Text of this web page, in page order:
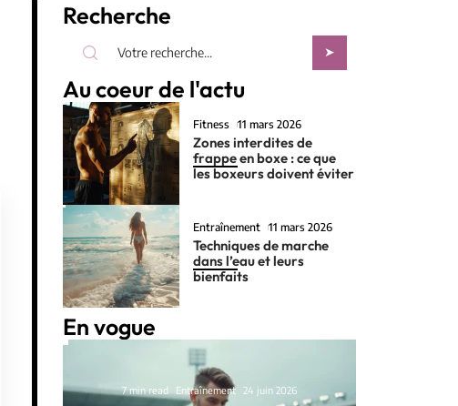
Recherche
Au coeur de l'actu
Fitness 11 mars 2026
Zones interdites de
frappe en boxe : ce que
les boxeurs doivent éviter
Entraînement 11 mars 2026
Techniques de marche
dans l’eau et leurs
bienfaits
En vogue
7 min read Entraînement 24 juin 2026